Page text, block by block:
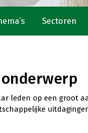
Sectoren
leden op een groot